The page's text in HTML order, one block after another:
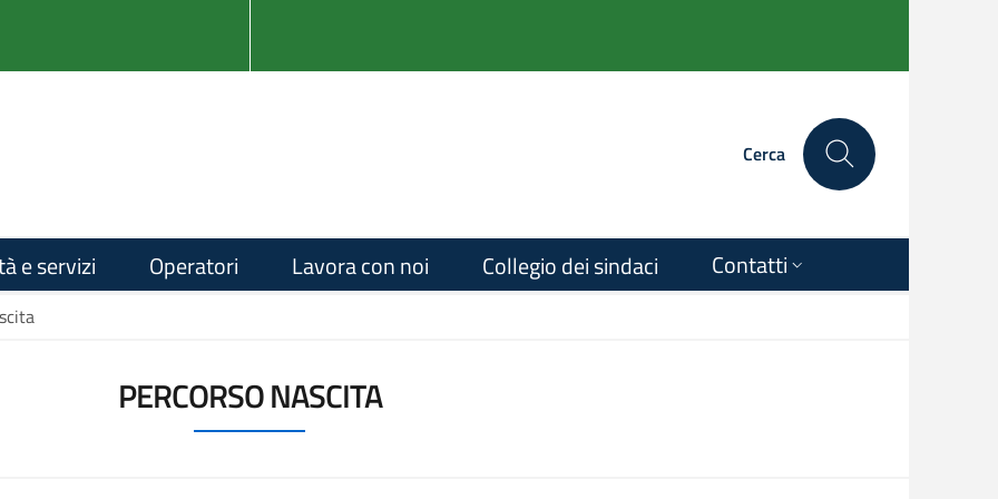
Cerca
e servizi Operatori Lavora con noi Collegio dei sindaci Contatti
PERCORSO NASCITA